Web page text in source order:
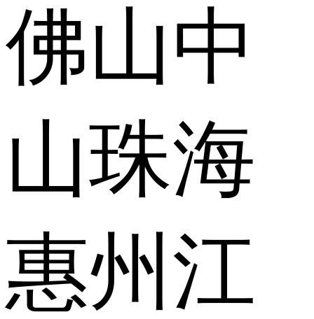
佛山中
山珠海
惠州 江